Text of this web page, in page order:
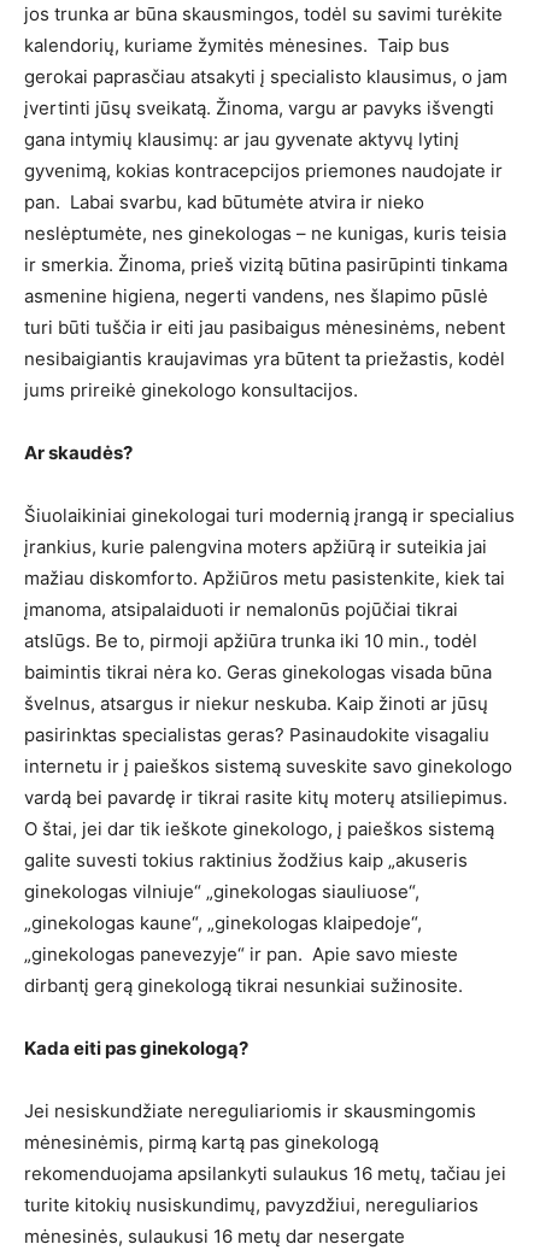
jos trunka ar būna skausmingos, todėl su savimi turėkite
kalendorių, kuriame žymitės mėnesines. Taip bus
gerokai paprasčiau atsakyti į specialisto klausimus, o jam
įvertinti jūsų sveikatą. Žinoma, vargu ar pavyks išvengti
gana intymių klausimų: ar jau gyvenate aktyvų lytinį
gyvenimą, kokias kontracepcijos priemones naudojate ir
pan. Labai svarbu, kad būtumėte atvira ir nieko
neslėptumėte, nes ginekologas – ne kunigas, kuris teisia
ir smerkia. Žinoma, prieš vizitą būtina pasirūpinti tinkama
asmenine higiena, negerti vandens, nes šlapimo pūslė
turi būti tuščia ir eiti jau pasibaigus mėnesinėms, nebent
nesibaigiantis kraujavimas yra būtent ta priežastis, kodėl
jums prireikė ginekologo konsultacijos.
Ar skaudės?
Šiuolaikiniai ginekologai turi modernią įrangą ir specialius
įrankius, kurie palengvina moters apžiūrą ir suteikia jai
mažiau diskomforto. Apžiūros metu pasistenkite, kiek tai
įmanoma, atsipalaiduoti ir nemalonūs pojūčiai tikrai
atslūgs. Be to, pirmoji apžiūra trunka iki 10 min., todėl
baimintis tikrai nėra ko. Geras ginekologas visada būna
švelnus, atsargus ir niekur neskuba. Kaip žinoti ar jūsų
pasirinktas specialistas geras? Pasinaudokite visagaliu
internetu ir į paieškos sistemą suveskite savo ginekologo
vardą bei pavardę ir tikrai rasite kitų moterų atsiliepimus.
O štai, jei dar tik ieškote ginekologo, į paieškos sistemą
galite suvesti tokius raktinius žodžius kaip „akuseris
ginekologas vilniuje“ „ginekologas siauliuose“,
„ginekologas kaune“, „ginekologas klaipedoje“,
„ginekologas panevezyje“ ir pan. Apie savo mieste
dirbantį gerą ginekologą tikrai nesunkiai sužinosite.
Kada eiti pas ginekologą?
Jei nesiskundžiate nereguliariomis ir skausmingomis
mėnesinėmis, pirmą kartą pas ginekologą
rekomenduojama apsilankyti sulaukus 16 metų, tačiau jei
turite kitokių nusiskundimų, pavyzdžiui, nereguliarios
mėnesinės, sulaukusi 16 metų dar nesergate